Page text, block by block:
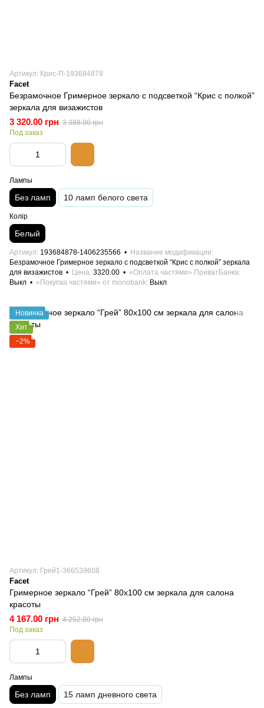
Артикул: Крис-П-193684878
Facet
Безрамочное Гримерное зеркало с подсветкой “Крис с полкой”
зеркала для визажистов
3 320.00 грн 3 388.00 грн
Под заказ
Лампы
Без ламп 10 ламп белого света
Колір
Белый
Артикул 193684878-1406235566
Название модификации
Безрамочное Гримерное зеркало с подсветкой “Крис с полкой” зеркала
для визажистов
Цена 3320.00
«Оплата частями» ПриватБанка
Выкл
«Покупка частями» от monobank Выкл
Новинка
Хит
−2%
Артикул: Грей1-366539608
Facet
Гримерное зеркало “Грей” 80х100 см зеркала для салона
красоты
4 167.00 грн 4 252.00 грн
Под заказ
Лампы
Без ламп 15 ламп дневного света